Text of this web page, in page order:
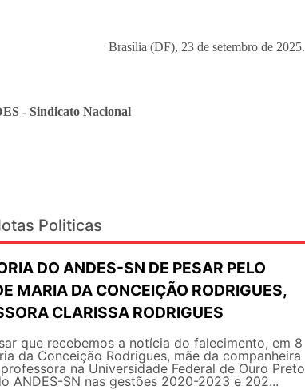
Brasília (DF), 23 de setembro de 2025.
- Sindicato Nacional
Politicas
DO ANDES-SN DE PESAR PELO
MARIA DA CONCEIÇÃO RODRIGUES,
CLARISSA RODRIGUES
que recebemos a notícia do falecimento, em 8
da Conceição Rodrigues, mãe da companheira
na Universidade Federal de Ouro Preto
ANDES-SN nas gestões 2020-2023 e 202...